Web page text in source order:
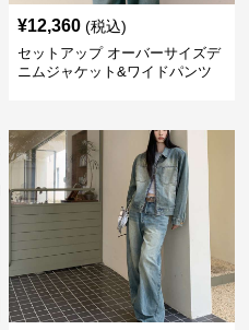
¥12,360 (税込)
セットアップ オーバーサイズデ
ニムジャケット&ワイドパンツ